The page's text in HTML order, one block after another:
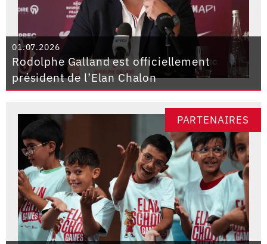
01.07.2026
Rodolphe Galland est officiellement
président de l’Elan Chalon
PARTENAIRES